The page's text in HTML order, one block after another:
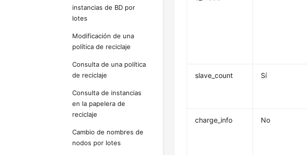
instancias de BD por
lotes
Modificación de una
política de reciclaje
Consulta de una política
de reciclaje
Consulta de instancias
en la papelera de
reciclaje
Cambio de nombres de
nodos por lotes
slave_count Sí
charge_info No